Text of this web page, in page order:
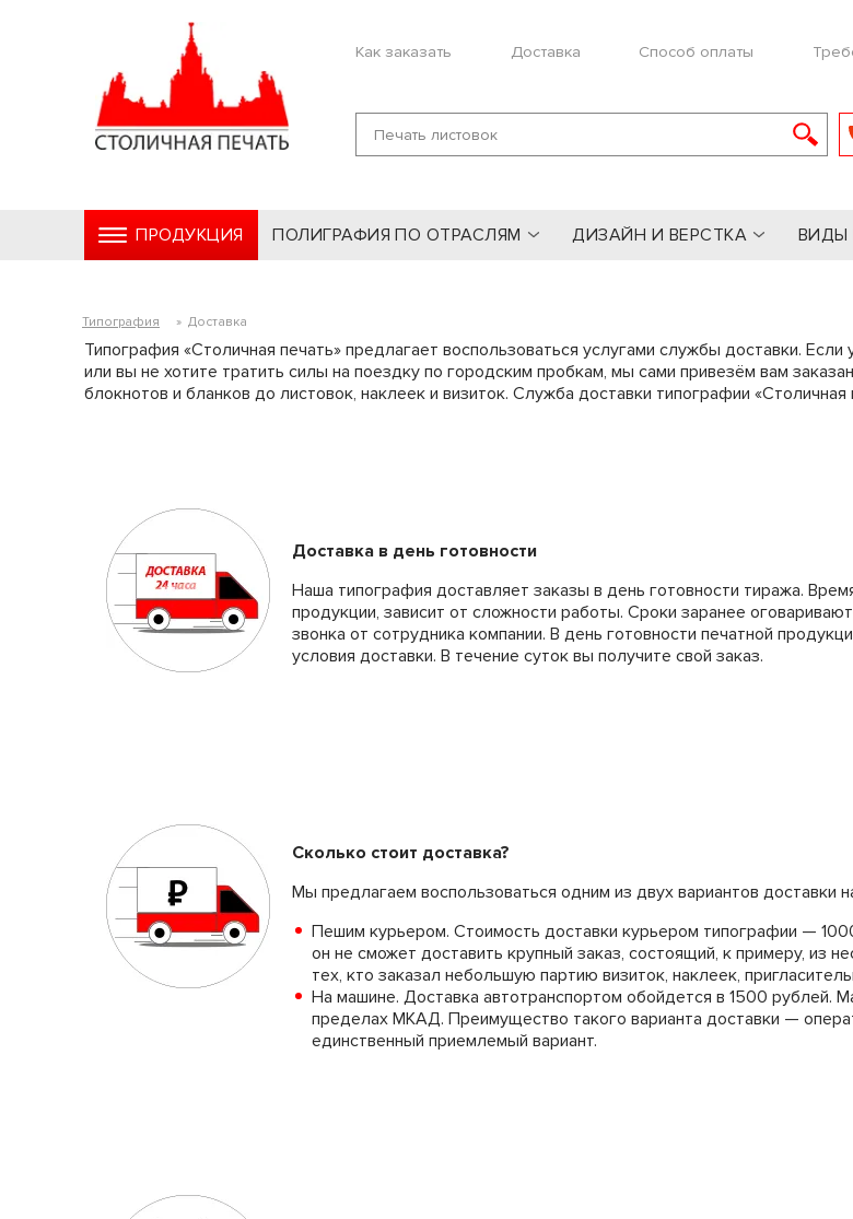
Как заказать Доставка Способ оплаты
ПРОДУКЦИЯ ПОЛИГРАФИЯ ПО ОТРАСЛЯМ ДИЗАЙН И ВЕРСТКА ВИДЫ
Типография » Доставка
Типография «Столичная печать» предлагает воспользоваться услугами службы доставки.
или вы не хотите тратить силы на поездку по городским пробкам, мы сами привезём вам
блокнотов и бланков до листовок, наклеек и визиток. Служба доставки типографии
Доставка в день готовности
Наша типография доставляет заказы в день готовности тиража.
продукции, зависит от сложности работы. Сроки заранее
звонка от сотрудника компании. В день готовности печатной
условия доставки. В течение суток вы получите свой заказ.
Сколько стоит доставка?
Мы предлагаем воспользоваться одним из двух вариантов доставки
Пешим курьером. Стоимость доставки курьером типографии —
он не сможет доставить крупный заказ, состоящий, к примеру, из
тех, кто заказал небольшую партию визиток, наклеек,
На машине. Доставка автотранспортом обойдется в 1500 рублей.
пределах МКАД. Преимущество такого варианта доставки —
единственный приемлемый вариант.